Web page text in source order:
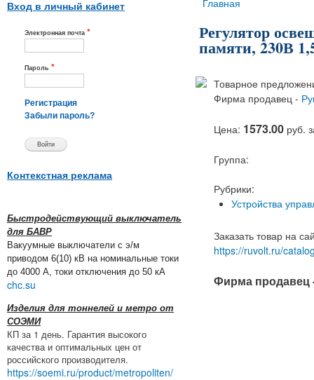
Вход в личный кабинет
Электронная почта *
Пароль *
Регистрация
Забыли пароль?
Контекстная реклама
Быстродействующий выключатель
для БАВР
Вакуумные выключатели с э/м
приводом 6(10) кВ на номинальные токи
до 4000 А, токи отключения до 50 кА
chc.su
Изделия для тоннелей и метро от
СОЭМИ
КП за 1 день. Гарантия высокого
качества и оптимальных цен от
российского производителя.
https://soemi.ru/product/metropoliten/
Вы здесь
Главная
Регулятор
памяти, 230В
Товарное
Фирма продавец -
Цена: 1573.00 руб.
Группа:
Рубрики:
Устройства
Заказать товар на
https://ruvolt.ru/
Фирма продавец